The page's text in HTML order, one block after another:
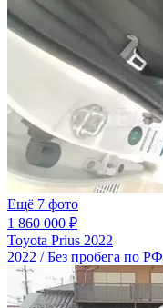
Ещё 7 фото
1 860 000 ₽
Toyota Prius 2022
2022 / Без пробега по РФ